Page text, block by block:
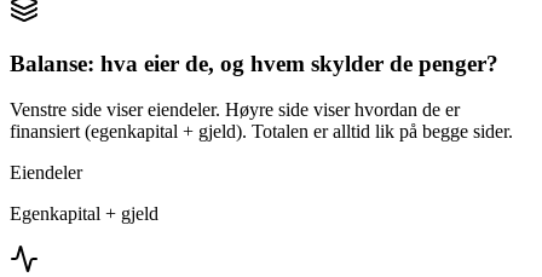
Balanse: hva eier de, og hvem skylder de penger?
Venstre side viser eiendeler. Høyre side viser hvordan de er
finansiert (egenkapital + gjeld). Totalen er alltid lik på begge sider.
Eiendeler
Egenkapital + gjeld